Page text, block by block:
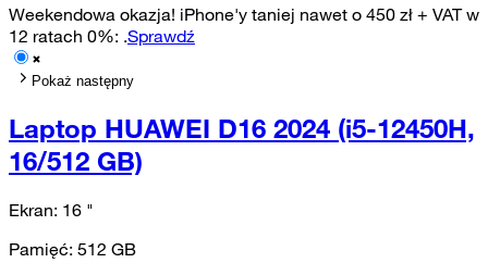
Weekendowa okazja! iPhone'y taniej nawet o 450 zł + VAT w
12 ratach 0%: .Sprawdź
Pokaż następny
Laptop HUAWEI D16 2024 (i5-12450H,
16/512 GB)
Ekran: 16 "
Pamięć: 512 GB